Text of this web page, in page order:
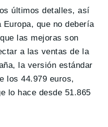
últimos detalles, así
que no debería
las mejoras son
a las ventas de la
la versión estándar
los 44.979 euros,
lo hace desde 51.865